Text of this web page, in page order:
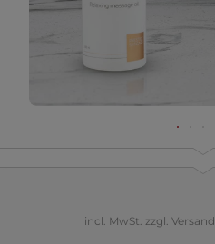
incl. MwSt. zzgl. Versand